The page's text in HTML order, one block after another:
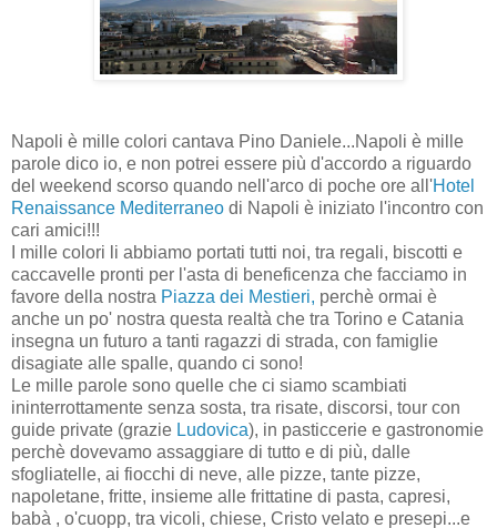
Napoli è mille colori cantava Pino Daniele...Napoli è mille
parole dico io, e non potrei essere più d'accordo a riguardo
del weekend scorso quando nell'arco di poche ore all'Hotel
Renaissance Mediterraneo di Napoli è iniziato l'incontro con
cari amici!!!
I mille colori li abbiamo portati tutti noi, tra regali, biscotti e
caccavelle pronti per l'asta di beneficenza che facciamo in
favore della nostra Piazza dei Mestieri, perchè ormai è
anche un po' nostra questa realtà che tra Torino e Catania
insegna un futuro a tanti ragazzi di strada, con famiglie
disagiate alle spalle, quando ci sono!
Le mille parole sono quelle che ci siamo scambiati
ininterrottamente senza sosta, tra risate, discorsi, tour con
guide private (grazie Ludovica), in pasticcerie e gastronomie
perchè dovevamo assaggiare di tutto e di più, dalle
sfogliatelle, ai fiocchi di neve, alle pizze, tante pizze,
napoletane, fritte, insieme alle frittatine di pasta, capresi,
babà , o'cuopp, tra vicoli, chiese, Cristo velato e presepi...e